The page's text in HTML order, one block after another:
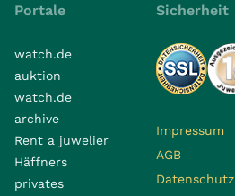
Portale
watch.de
auktion
watch.de
archive
Rent a juwelier
Häffners
privates
Sicherheit
Impressum
AGB
Datenschutz